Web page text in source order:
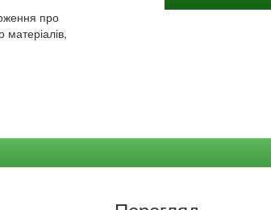
про
матеріалів,